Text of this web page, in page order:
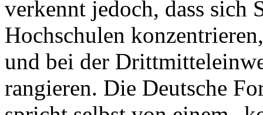
verkennt jedoch, dass sich
Hochschulen
und bei der
rangieren. Die Deutsche